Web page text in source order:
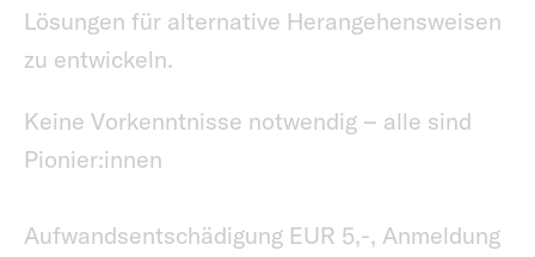
Lösungen für alternative Herangehensweisen
zu entwickeln.
Keine Vorkenntnisse notwendig – alle sind
Pionier:innen
Aufwandsentschädigung EUR 5,-, Anmeldung